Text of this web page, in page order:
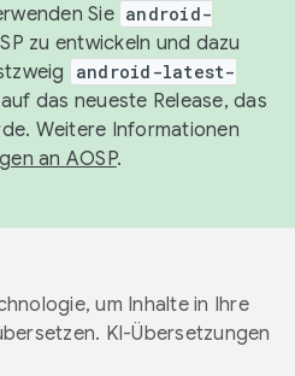
Sie android-
zu entwickeln und dazu
android-latest-
das neueste Release, das
Weitere Informationen
an AOSP.
um Inhalte in Ihre
KI-Übersetzungen